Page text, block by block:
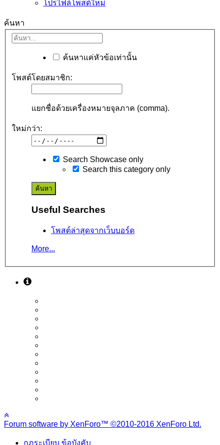
โปรไฟล์โพสต์ใหม่
ค้นหา
ค้นหาแค่หัวข้อเท่านั้น
โพสต์โดยสมาชิก:
แยกชื่อด้วยเครื่องหมายจุลภาค (comma).
ใหม่กว่า:
Search Showcase only
Search this category only
Useful Searches
โพสต์ล่าสุดจากเว็บบอร์ด
More...
Forum software by XenForo™ ©2010-2016 XenForo Ltd.
กฎระเบียบ ข้อบังคับ